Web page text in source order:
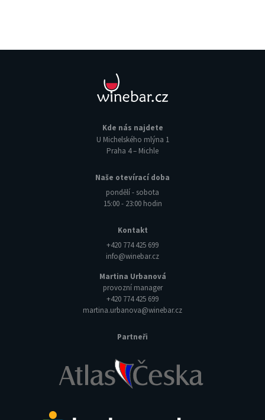
Kde nás najdete
U Michelského mlýna 1
Praha 4 – Michle
Naše otevírací doba
pondělí - sobota
15:00 - 23:00 hodin
Kontakt
+420 774 425 699
info@winebar.cz
Martina Urbanová
provozní manager
+420 774 425 699
martina.urbanova@winebar.cz
Partneři